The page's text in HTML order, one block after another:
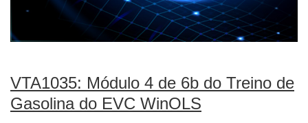
VTA1035: Módulo 4 de 6b do Treino de
Gasolina do EVC WinOLS